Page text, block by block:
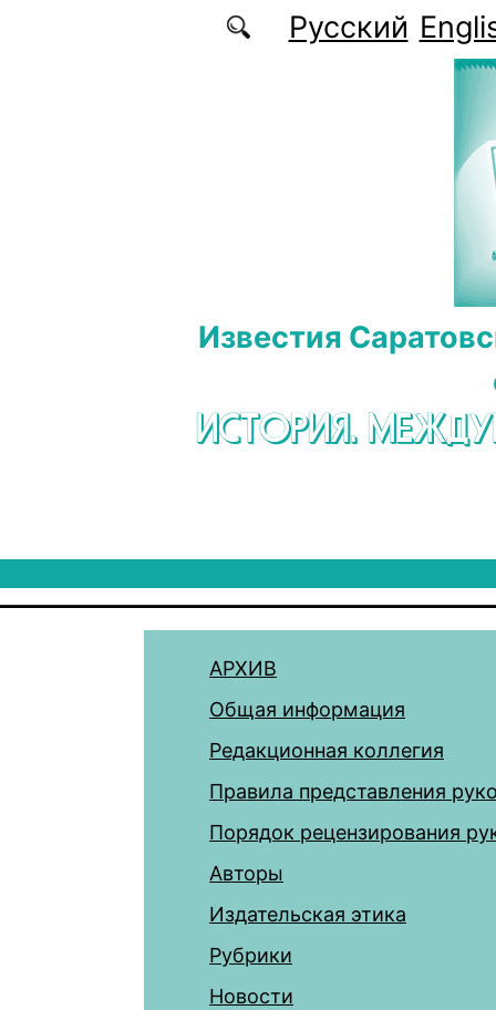
Перейти к основному содержаниюРусский
Известия
ИСТОРИЯ.
АРХИВ
Общая информация
Редакционная коллегия
Правила представления
Порядок рецензирования
Авторы
Издательская этика
Рубрики
Новости